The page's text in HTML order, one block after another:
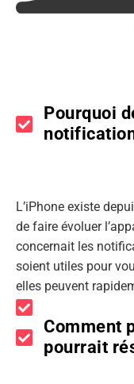
Pourquoi
L’iPhone existe
de faire évoluer
concernait les
soient utiles pour
elles peuvent
Comment
pourrait